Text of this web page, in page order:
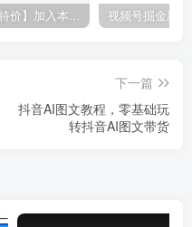
【限时特价】加入本站VIP会员，海量最新各大团队网赚内部教程全免费，每天持续更新！
下一篇
抖音AI图文教程，零基础玩
转抖音AI图文带货